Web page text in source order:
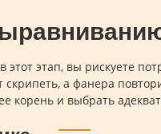
этап, вы рискуете
скрипеть, а фанера
корень и выбрать